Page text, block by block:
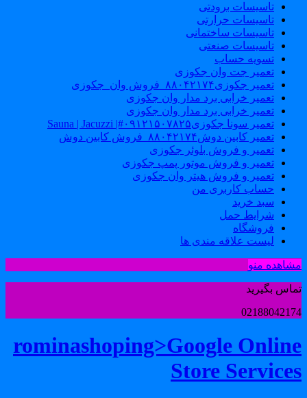
تاسیسات برودتی
تاسیسات حرارتی
تاسیسات ساختمانی
تاسیسات صنعتی
تسویه حساب
تعمیر جت وان جکوزی
تعمیر جکوزی۸۸۰۴۲۱۷۴_فروش وان_جکوزی
تعمیر خرابی برد مدار وان جکوزی
تعمیر خرابی برد مدار وان جکوزی
تعمیر سونا جکوزی۰۹۱۲۱۵۰۷۸۲۵#| Sauna | Jacuzzi
تعمیر کابین دوش۸۸۰۴۲۱۷۴_فروش کابین دوش
تعمیر و فروش بلوئر جکوزی
تعمیر و فروش موتور پمپ جکوزی
تعمیر و فروش هیتر وان جکوزی
حساب کاربری من
سبد خرید
شرایط حمل
فروشگاه
لیست علاقه مندی ها
منو
بگیرید
rominashoping>Google
Store